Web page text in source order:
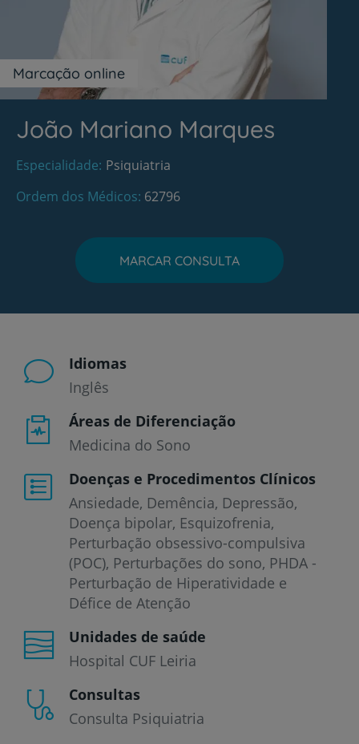
Marcação online
João Mariano Marques
Especialidade Psiquiatria
Ordem dos Médicos 62796
MARCAR CONSULTA
Idiomas
Inglês
Áreas de Diferenciação
Medicina do Sono
Doenças e Procedimentos Clínicos
Ansiedade Demência Depressão
Doença bipolar Esquizofrenia
Perturbação obsessivo-compulsiva
(POC) Perturbações do sono PHDA -
Perturbação de Hiperatividade e
Défice de Atenção
Unidades de saúde
Hospital CUF Leiria
Consultas
Consulta Psiquiatria